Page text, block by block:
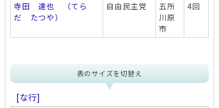
寺田 達也 （てら
だ たつや）
自由民主党
五所
川原
市
4回
表のサイズを切替え
[な行]